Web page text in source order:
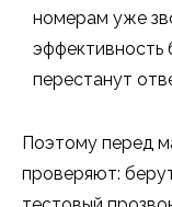
номерам уже
эффективность
перестанут
Поэтому перед
проверяют: